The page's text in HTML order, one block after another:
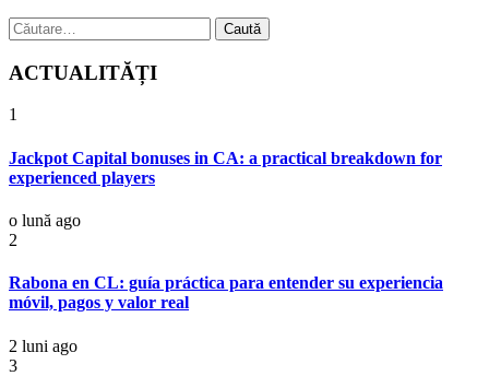
Caută
după:
ACTUALITĂȚI
1
Jackpot Capital bonuses in CA: a practical breakdown for
experienced players
o lună ago
2
Rabona en CL: guía práctica para entender su experiencia
móvil, pagos y valor real
2 luni ago
3